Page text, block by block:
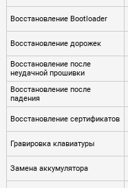
Восстановление Bootloader
Восстановление дорожек
Восстановление после
неудачной прошивки
Восстановление после
падения
Восстановление сертификатов
Гравировка клавиатуры
Замена аккумулятора